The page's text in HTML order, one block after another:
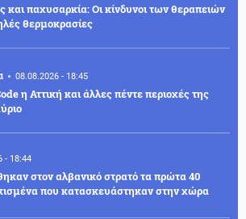
και παχυσαρκία: Οι κίνδυνοι των θεραπειών
θερμοκρασίες
08.08.2026 - 18:45
η Αττική και άλλες πέντε περιοχές της
- 18:44
στον αλβανικό στρατό τα πρώτα 40
που κατασκευάστηκαν στην χώρα